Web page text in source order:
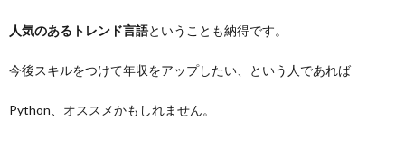
人気のあるトレンド言語ということも納得です。
今後スキルをつけて年収をアップしたい、という人であれば
Python、オススメかもしれません。